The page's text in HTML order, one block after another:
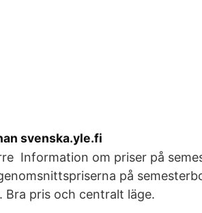
svenska.yle.fi
Information om priser på
på
Bra pris och centralt läge.